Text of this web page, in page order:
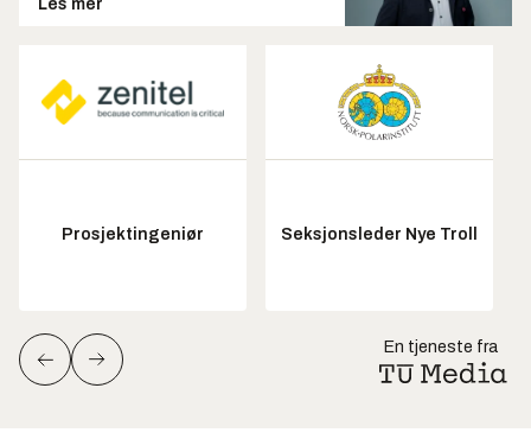
Les mer
Prosjektingeniør Seksjonsleder Nye Troll
En tjeneste fra